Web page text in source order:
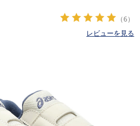
（6）
レビューを見る